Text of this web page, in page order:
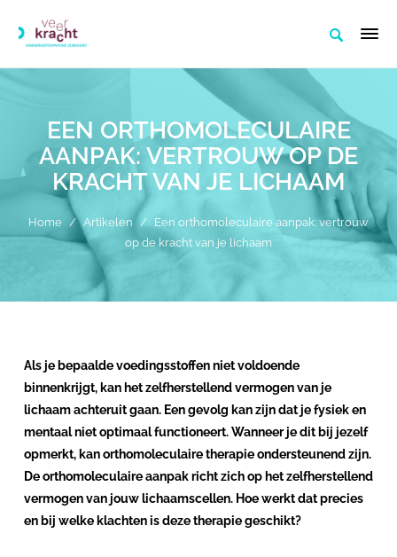
EEN ORTHOMOLECULAIRE
AANPAK: VERTROUW OP DE
KRACHT VAN JE LICHAAM
Home / Artikelen / Een orthomoleculaire aanpak: vertrouw
op de kracht van je lichaam
Als je bepaalde voedingsstoffen niet voldoende
binnenkrijgt, kan het zelfherstellend vermogen van je
lichaam achteruit gaan. Een gevolg kan zijn dat je fysiek en
mentaal niet optimaal functioneert. Wanneer je dit bij jezelf
opmerkt, kan orthomoleculaire therapie ondersteunend zijn.
De orthomoleculaire aanpak richt zich op het zelfherstellend
vermogen van jouw lichaamscellen. Hoe werkt dat precies
en bij welke klachten is deze therapie geschikt?